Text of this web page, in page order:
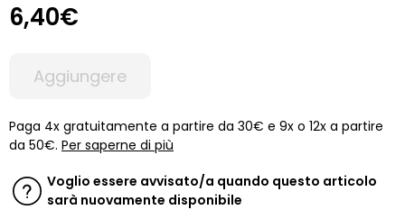
6,40€
Aggiungere
Paga 4x gratuitamente a partire da 30€ e 9x o 12x a partire
da 50€. Per saperne di più
Voglio essere avvisato/a quando questo articolo
sarà nuovamente disponibile